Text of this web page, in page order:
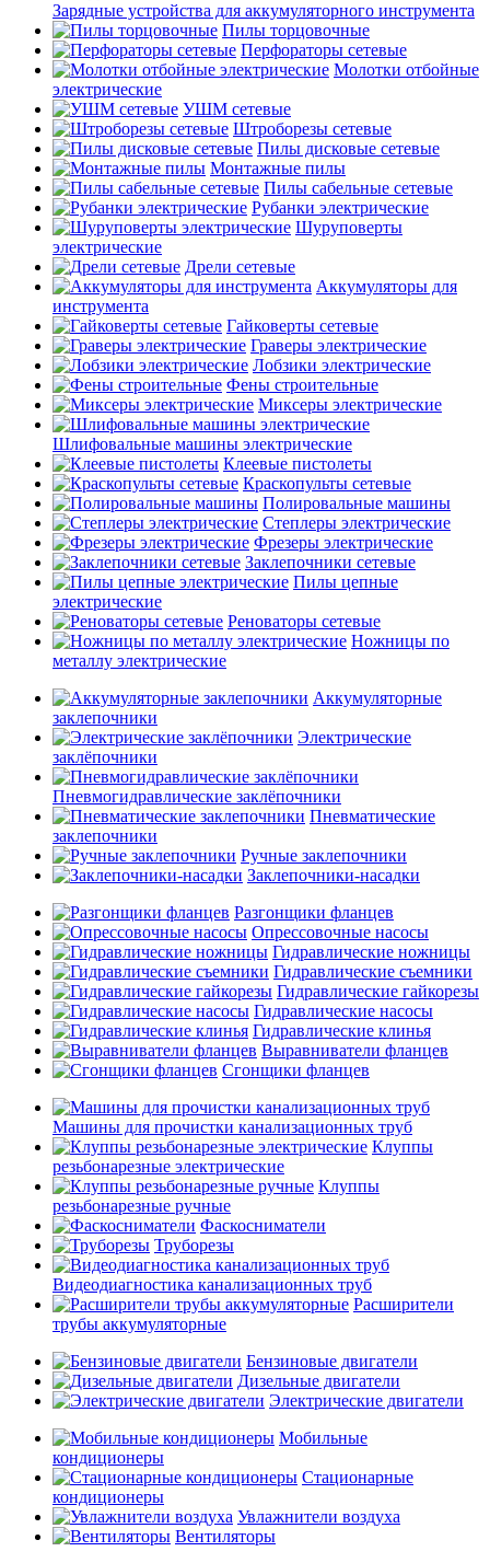
Зарядные устройства для аккумуляторного инструмента
Пилы торцовочные
Перфораторы сетевые
Молотки отбойные
электрические
УШМ сетевые
Штроборезы сетевые
Пилы дисковые сетевые
Монтажные пилы
Пилы сабельные сетевые
Рубанки электрические
Шуруповерты
электрические
Дрели сетевые
Аккумуляторы для
инструмента
Гайковерты сетевые
Граверы электрические
Лобзики электрические
Фены строительные
Миксеры электрические
Шлифовальные машины электрические
Клеевые пистолеты
Краскопульты сетевые
Полировальные машины
Степлеры электрические
Фрезеры электрические
Заклепочники сетевые
Пилы цепные
электрические
Реноваторы сетевые
Ножницы по
металлу электрические
Аккумуляторные
заклепочники
Электрические
заклёпочники
Пневмогидравлические заклёпочники
Пневматические
заклепочники
Ручные заклепочники
Заклепочники-насадки
Разгонщики фланцев
Опрессовочные насосы
Гидравлические ножницы
Гидравлические съемники
Гидравлические гайкорезы
Гидравлические насосы
Гидравлические клинья
Выравниватели фланцев
Сгонщики фланцев
Машины для прочистки канализационных труб
Клуппы
резьбонарезные электрические
Клуппы
резьбонарезные ручные
Фаскосниматели
Труборезы
Видеодиагностика канализационных труб
Расширители
трубы аккумуляторные
Бензиновые двигатели
Дизельные двигатели
Электрические двигатели
Мобильные
кондиционеры
Стационарные
кондиционеры
Увлажнители воздуха
Вентиляторы